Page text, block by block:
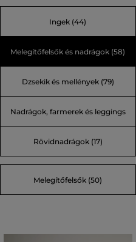
Ingek (44)
Melegítőfelsők és nadrágok (58)
Dzsekik és mellények (79)
Nadrágok, farmerek és leggings
(24)
Rövidnadrágok (17)
Melegítőfelsők (50)